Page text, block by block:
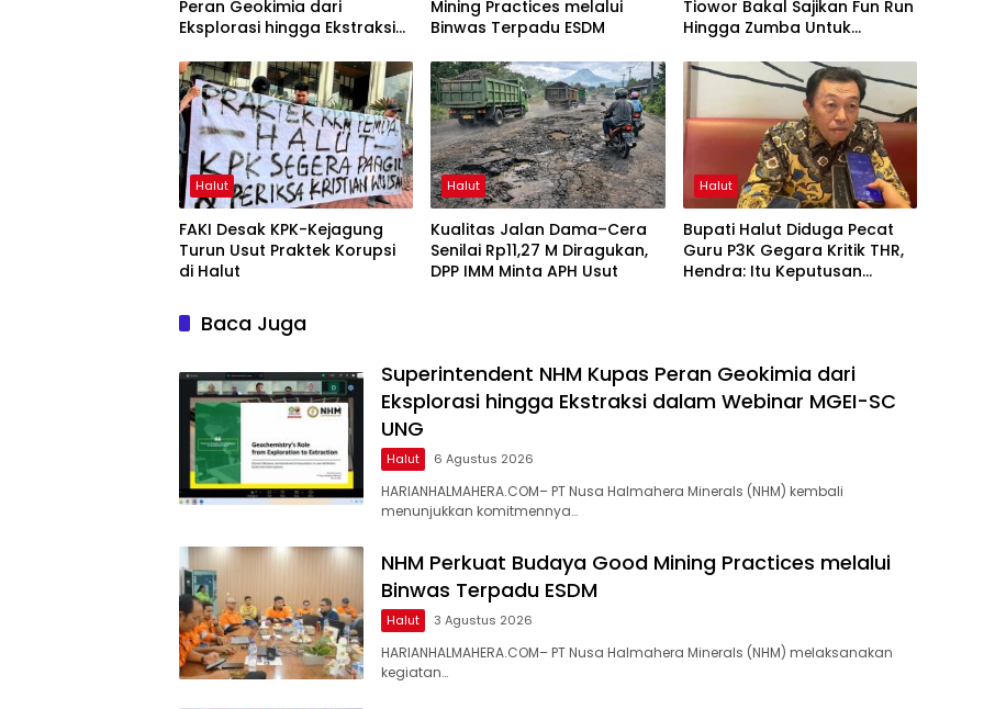
Peran Geokimia dari
Eksplorasi hingga Ekstraksi
UNG
Mining Practices melalui
Binwas Terpadu ESDM
Tiowor Bakal Sajikan Fun Run
Hingga Zumba Untuk
Halut
FAKI Desak KPK-Kejagung
Turun Usut Praktek Korupsi
di Halut
Halut
Kualitas Jalan Dama–Cera
Senilai Rp11,27 M Diragukan,
DPP IMM Minta APH Usut
Halut
Bupati Halut Diduga Pecat
Guru P3K Gegara Kritik THR,
Hendra: Itu Keputusan
Baca Juga
Superintendent NHM Kupas Peran Geokimia dari
Eksplorasi hingga Ekstraksi dalam Webinar MGEI-SC
UNG
Halut 6 Agustus 2026
HARIANHALMAHERA.COM– PT Nusa Halmahera Minerals (NHM) kembali
menunjukkan komitmennya…
NHM Perkuat Budaya Good Mining Practices melalui
Binwas Terpadu ESDM
Halut 3 Agustus 2026
HARIANHALMAHERA.COM– PT Nusa Halmahera Minerals (NHM) melaksanakan
kegiatan…